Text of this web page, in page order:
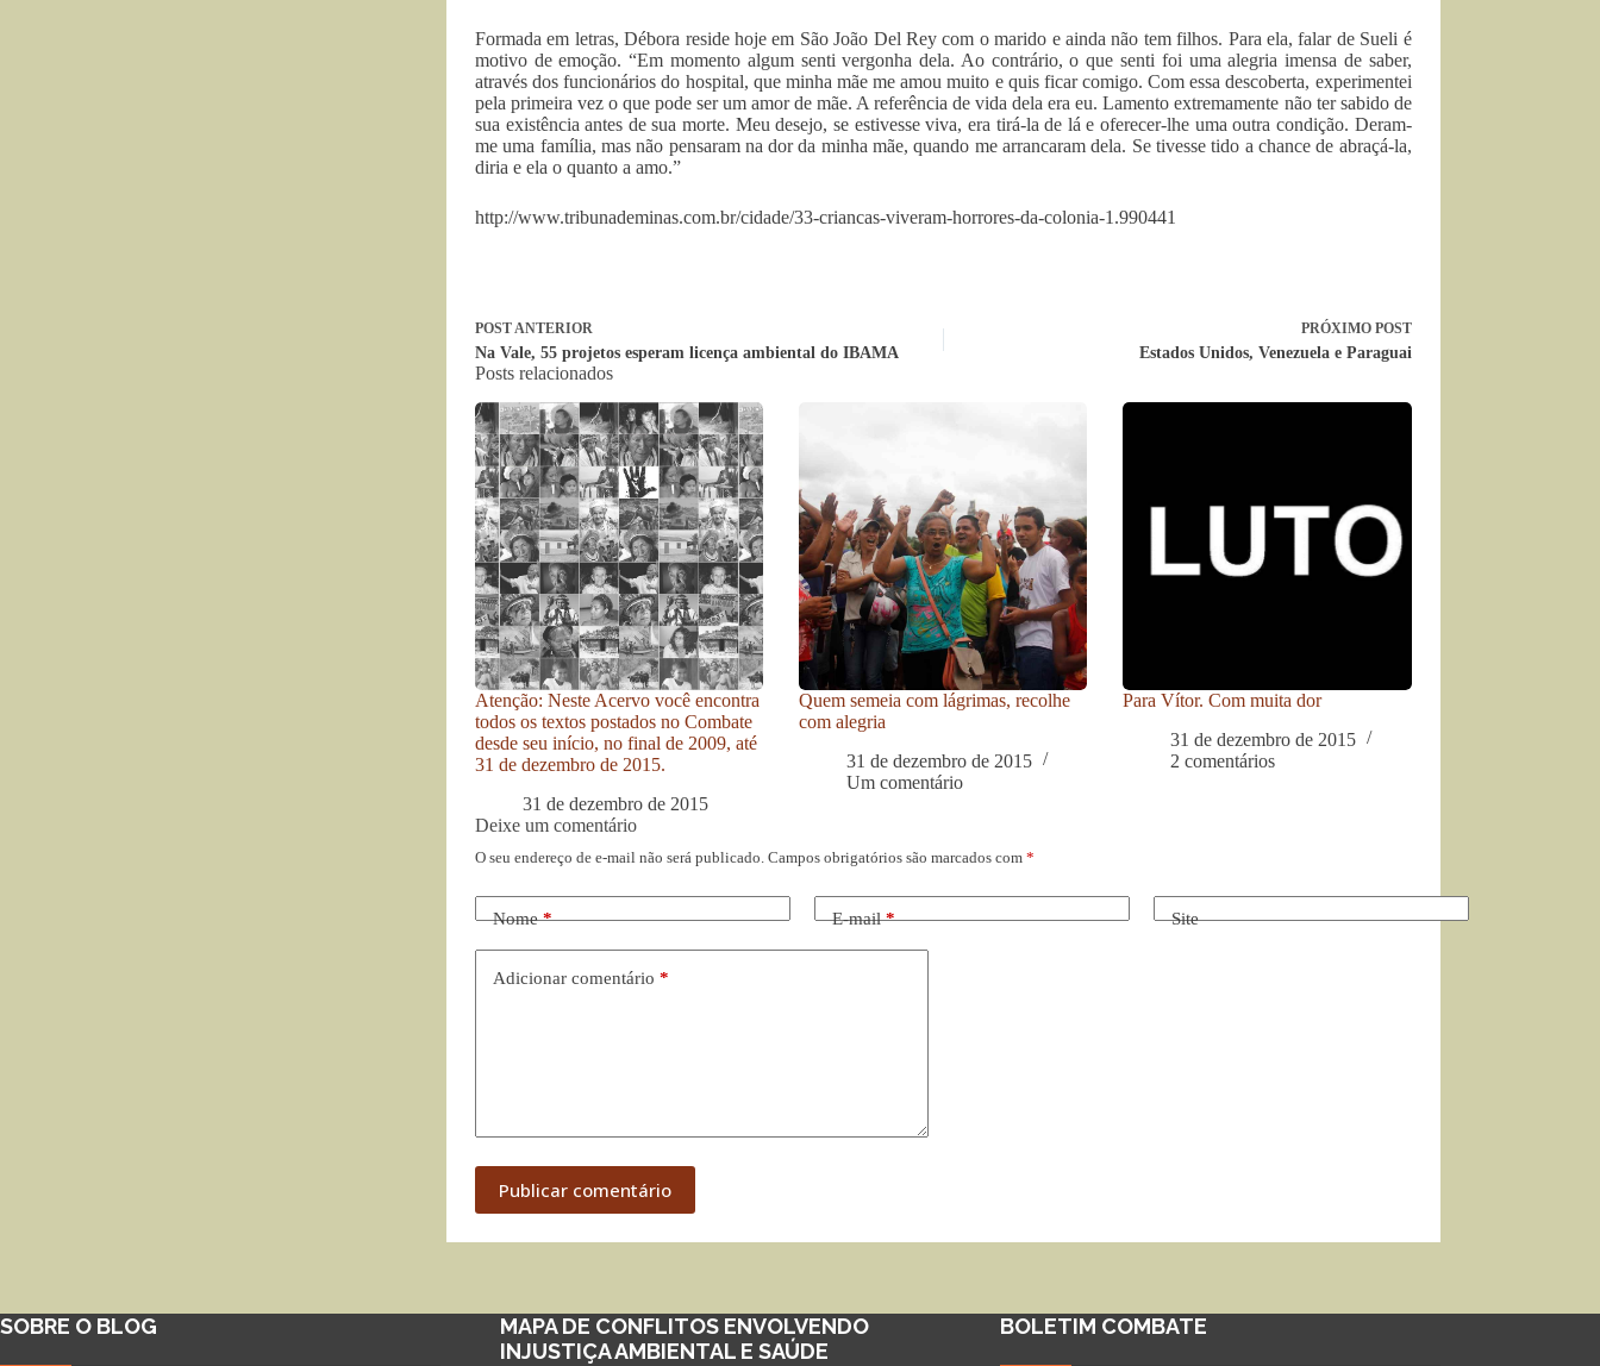
Formada em letras, Débora reside hoje em São João Del Rey com o marido e ainda não tem filhos. Para ela, falar de Sueli é
motivo de emoção. “Em momento algum senti vergonha dela. Ao contrário, o que senti foi uma alegria imensa de saber,
através dos funcionários do hospital, que minha mãe me amou muito e quis ficar comigo. Com essa descoberta, experimentei
pela primeira vez o que pode ser um amor de mãe. A referência de vida dela era eu. Lamento extremamente não ter sabido de
sua existência antes de sua morte. Meu desejo, se estivesse viva, era tirá-la de lá e oferecer-lhe uma outra condição. Deram-
me uma família, mas não pensaram na dor da minha mãe, quando me arrancaram dela. Se tivesse tido a chance de abraçá-la,
diria e ela o quanto a amo.”
http://www.tribunademinas.com.br/cidade/33-criancas-viveram-horrores-da-colonia-1.990441
POSTANTERIOR
Na Vale, 55 projetos esperam licença ambiental do IBAMA
PRÓXIMO POST
Estados Unidos, Venezuela e Paraguai
Posts relacionados
Atenção: Neste Acervo você encontra
todos os textos postados no Combate
desde seu início, no final de 2009, até
31 de dezembro de 2015.
31 de dezembro de 2015
Quem semeia com lágrimas, recolhe
com alegria
31 de dezembro de 2015
Um comentário
Para Vítor. Com muita dor
31 de dezembro de 2015
2 comentários
Deixe um comentário
O seu endereço de e-mail não será publicado. Campos obrigatórios são marcados com *
Nome* E-mail* Site
Adicionar comentário *
Publicar comentário
SOBRE O BLOG
MAPA DE CONFLITOS ENVOLVENDO
INJUSTIÇA AMBIENTAL E SAÚDE
BOLETIM COMBATE